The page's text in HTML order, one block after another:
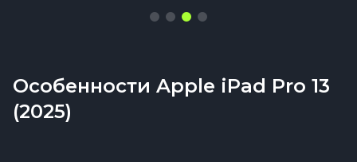
Особенности Apple iPad Pro 13
(2025)